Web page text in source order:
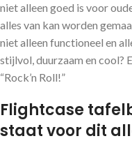
niet alleen goed is voor
alles van kan worden
niet alleen functioneel en
stijlvol, duurzaam en cool?
“Rock’n Roll!”
Flightcase
staat voor dit